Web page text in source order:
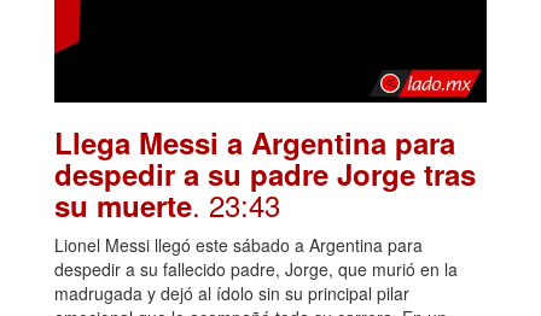
Llega Messi a Argentina para
despedir a su padre Jorge tras
su muerte. 23:43
Lionel Messi llegó este sábado a Argentina para
despedir a su fallecido padre, Jorge, que murió en la
madrugada y dejó al ídolo sin su principal pilar